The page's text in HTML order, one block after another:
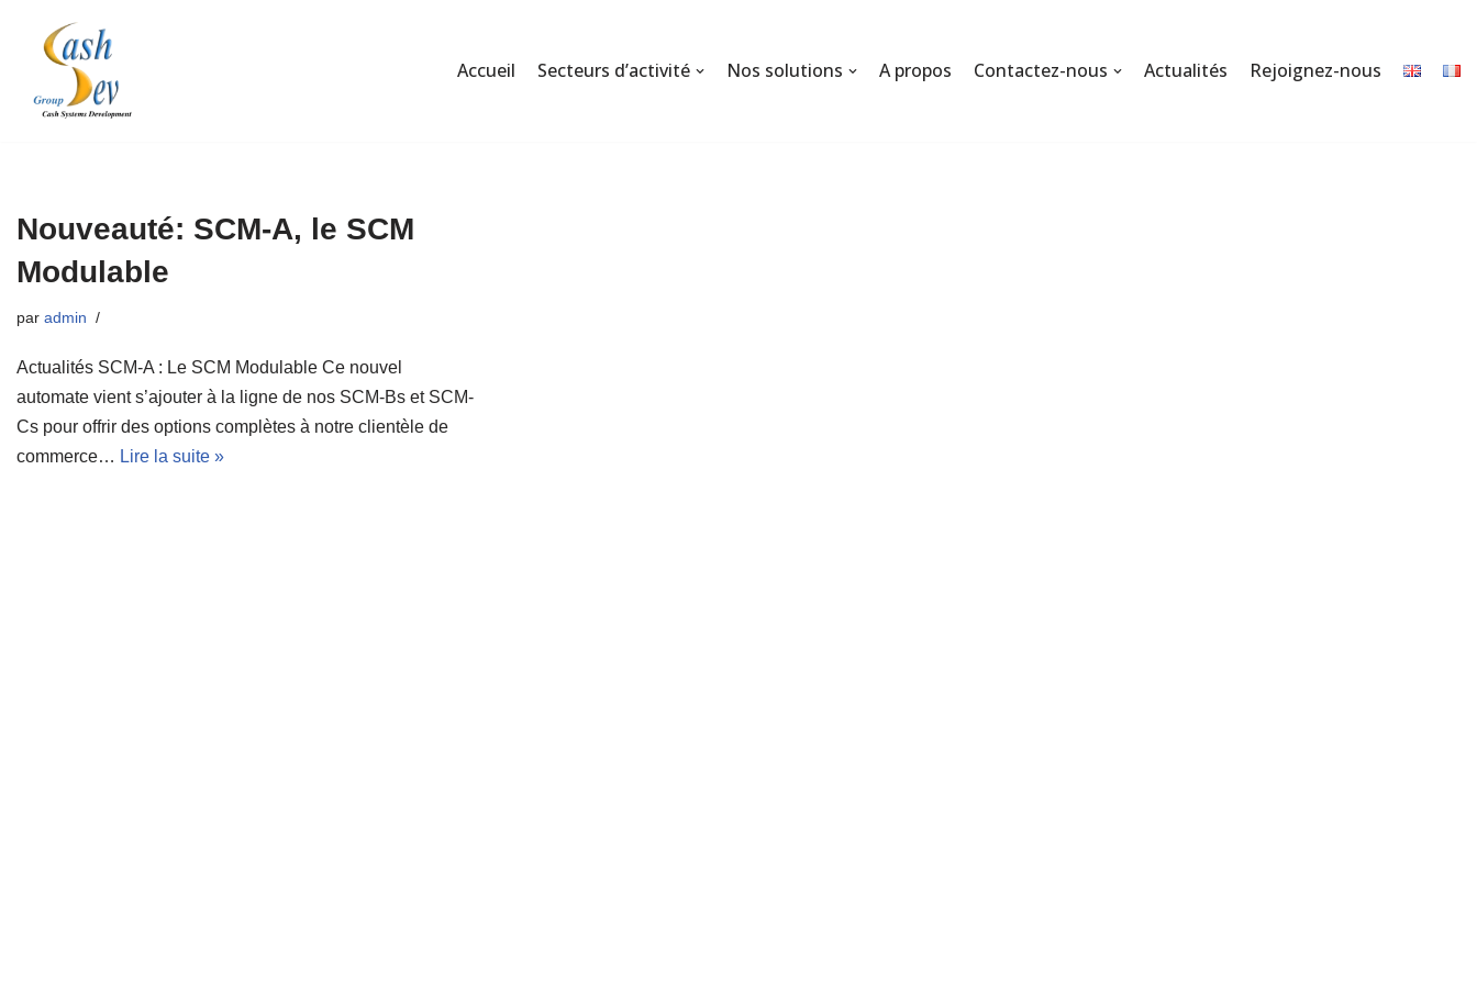
Aller
contenu
Accueil Secteurs d’activité Nos solutions A propos Contactez-nous Actualités Rejoignez-nous
Nouveauté: SCM-A, le SCM
Modulable
par admin
Actualités SCM-A : Le SCM Modulable Ce nouvel
automate vient s’ajouter à la ligne de nos SCM-Bs et SCM-
Cs pour offrir des options complètes à notre clientèle de
commerce… Lire la suite »